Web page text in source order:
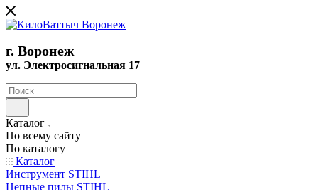
г. Воронеж
ул. Электросигнальная 17
Каталог
По всему сайту
По каталогу
Каталог
Инструмент STIHL
Цепные пилы STIHL